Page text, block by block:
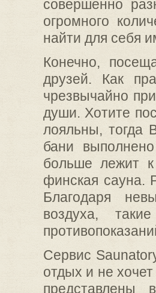
совершенно
огромного
найти для себя
Конечно,
друзей. Как
чрезвычайно
души. Хотите
лояльны, тогда
бани
больше лежит к
финская сауна.
Благодаря
воздуха,
Сервис
отдых и не
представлены